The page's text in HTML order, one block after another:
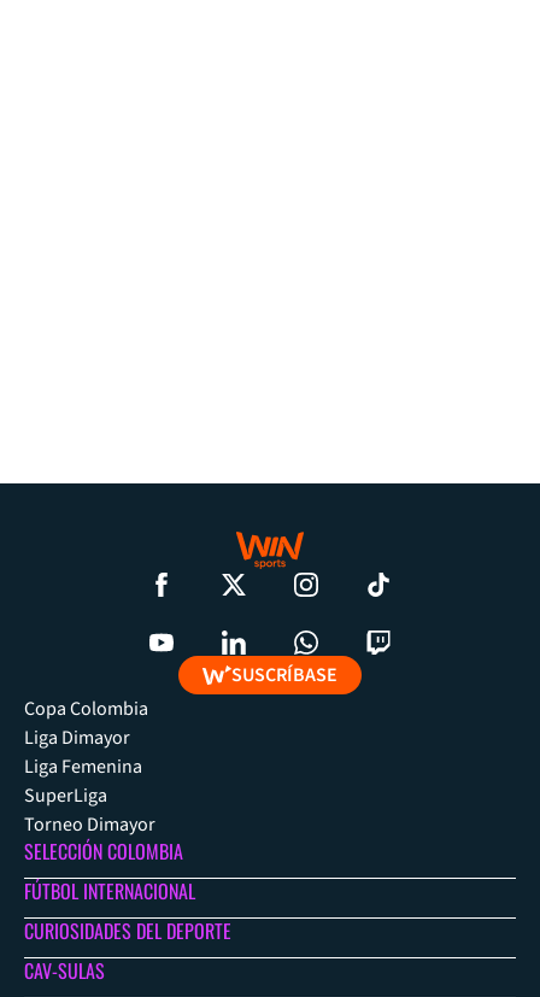
SUSCRÍBASE
Copa Colombia
Liga Dimayor
Liga Femenina
SuperLiga
Torneo Dimayor
SELECCIÓN COLOMBIA
FÚTBOL INTERNACIONAL
CURIOSIDADES DEL DEPORTE
CAV-SULAS